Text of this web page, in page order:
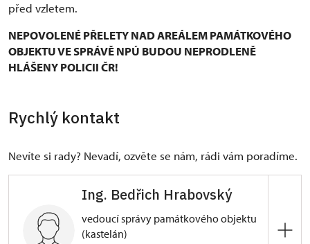
před vzletem.
NEPOVOLENÉ PŘELETY NAD AREÁLEM PAMÁTKOVÉHO
OBJEKTU VE SPRÁVĚ NPÚ BUDOU NEPRODLENĚ
HLÁŠENY POLICII ČR!
Rychlý kontakt
Nevíte si rady? Nevadí, ozvěte se nám, rádi vám poradíme.
Ing. Bedřich Hrabovský
vedoucí správy památkového objektu
(kastelán)